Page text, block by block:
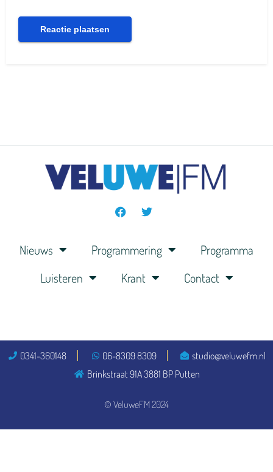
Nieuws Programmering
Programma
Luisteren
Krant Contact
© VeluweFM 2024
0341-360148 06-8309 8309
studio@veluwefm.nl
Brinkstraat 91A 3881 BP Putten